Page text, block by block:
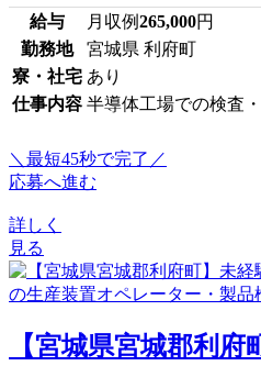
給与 月収例265,000円
勤務地
宮城県 利府町
寮・社宅 あり
仕事内容 半導体工場での検査
＼最短45秒で完了／
応募へ進む
詳しく
見る
【宮城県宮城郡利